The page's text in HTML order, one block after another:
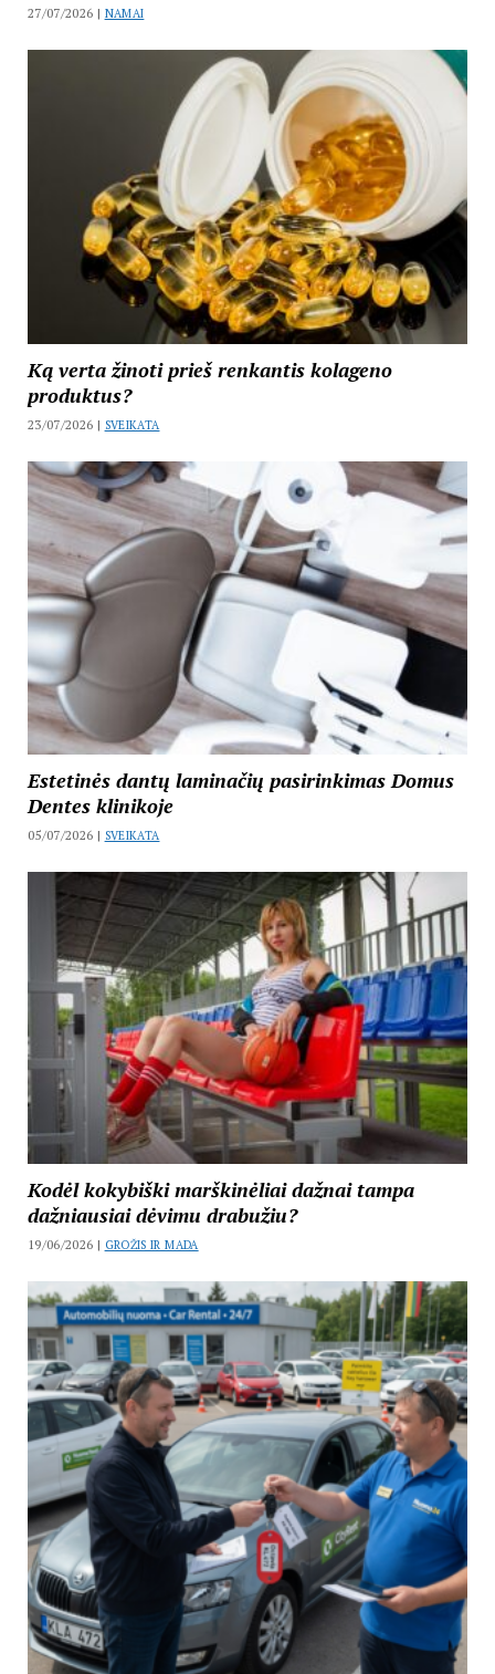
27/07/2026 | NAMAI
Ką verta žinoti prieš renkantis kolageno
produktus?
23/07/2026 | SVEIKATA
Estetinės dantų laminačių pasirinkimas Domus
Dentes klinikoje
05/07/2026 | SVEIKATA
Kodėl kokybiški marškinėliai dažnai tampa
dažniausiai dėvimu drabužiu?
19/06/2026 | GROŽIS IR MADA